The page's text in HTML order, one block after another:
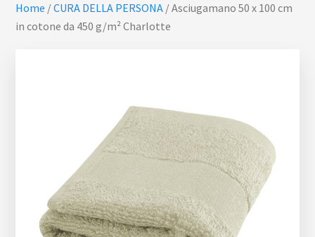
Home /CURA DELLA PERSONA /Asciugamano 50 x 100 cm
in cotone da 450 g/m² Charlotte